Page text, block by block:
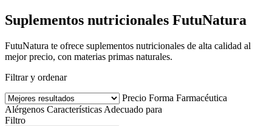
Suplementos nutricionales FutuNatura
FutuNatura te ofrece suplementos nutricionales de alta calidad al
mejor precio, con materias primas naturales.
Filtrar y ordenar
Precio Forma Farmacéutica
Alérgenos Características Adecuado para
Filtro